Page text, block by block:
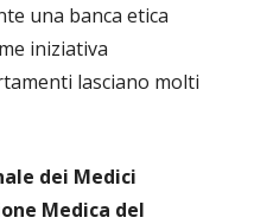
una banca etica
iniziativa
lasciano molti
dei Medici
Medica del